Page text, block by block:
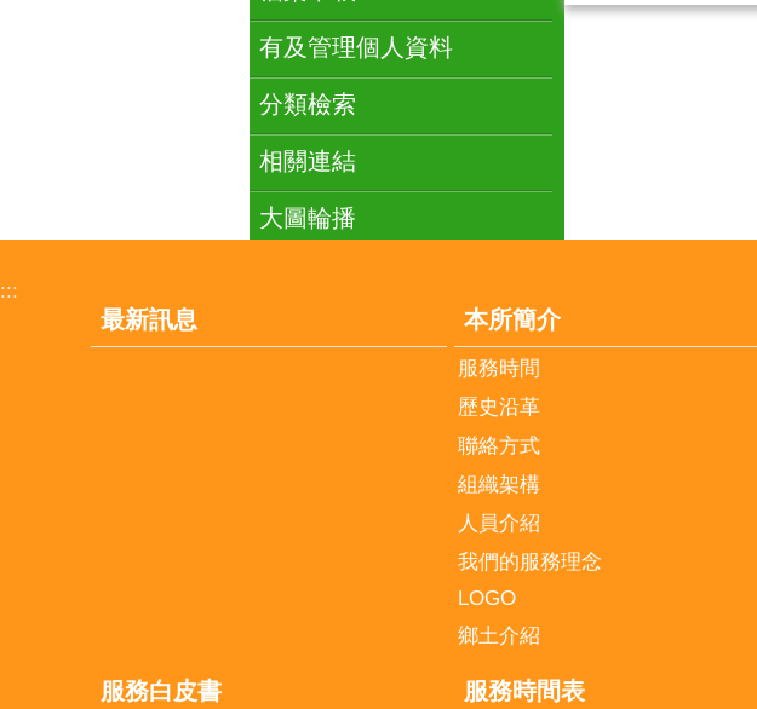
有及管理個人資料
分類檢索
相關連結
大圖輪播
:::
最新訊息 本所簡介
服務時間
歷史沿革
聯絡方式
組織架構
人員介紹
我們的服務理念
LOGO
鄉土介紹
服務白皮書 服務時間表